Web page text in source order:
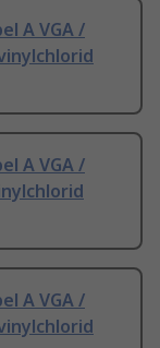
A VGA /
A VGA /
A VGA /